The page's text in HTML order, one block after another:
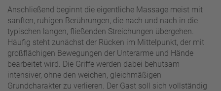
Anschließend beginnt die eigentliche Massage meist mit
sanften, ruhigen Berührungen, die nach und nach in die
typischen langen, fließenden Streichungen übergehen.
Häufig steht zunächst der Rücken im Mittelpunkt, der mit
großflächigen Bewegungen der Unterarme und Hände
bearbeitet wird. Die Griffe werden dabei behutsam
intensiver, ohne den weichen, gleichmäßigen
Grundcharakter zu verlieren. Der Gast soll sich vollständig